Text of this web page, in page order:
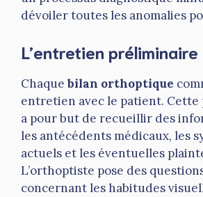
dévoiler toutes les anomalies
L’entretien préliminaire
Chaquebilan orthoptique
entretien avec le patient. Cette
a pour but de recueillir des
les antécédents médicaux, les
actuels et les éventuelles
L’orthoptiste pose des
concernant les habitudes